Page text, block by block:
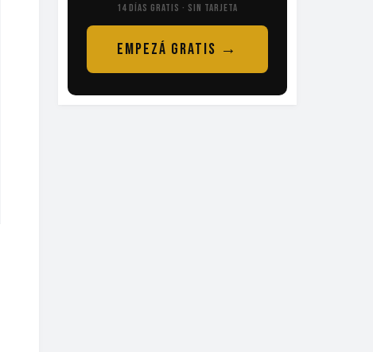
14 DÍAS GRATIS · SIN TARJETA
EMPEZÁ GRATIS →